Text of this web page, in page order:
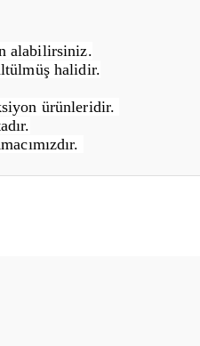
alabilirsiniz.
halidir.
ürünleridir.